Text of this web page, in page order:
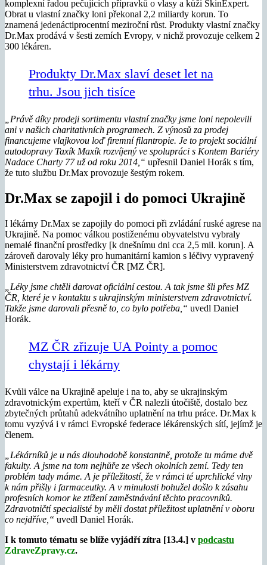
komplexní řadou pečujících přípravků o vlasy a kůži SkinExpert.
Obrat u vlastní značky loni překonal 2,2 miliardy korun. To
znamená jedenáctiprocentní meziroční růst. Produkty vlastní značky
Dr.Max prodává v šesti zemích Evropy, v nichž provozuje celkem 2
300 lékáren.
Produkty Dr.Max slaví deset let na
trhu. Jsou jich tisíce
„Právě díky prodeji sortimentu vlastní značky jsme loni nepolevili
ani v našich charitativních programech. Z výnosů za prodej
financujeme vlajkovou loď firemní filantropie. Je to projekt sociální
autodopravy Taxík Maxík rozvíjený ve spolupráci s Kontem Bariéry
Nadace Charty 77 už od roku 2014,“ upřesnil Daniel Horák s tím,
že tuto službu Dr.Max provozuje šestým rokem.
Dr.Max se zapojil i do pomoci Ukrajině
I lékárny Dr.Max se zapojily do pomoci při zvládání ruské agrese na
Ukrajině. Na pomoc válkou postiženému obyvatelstvu vybraly
nemalé finanční prostředky [k dnešnímu dni cca 2,5 mil. korun]. A
zároveň darovaly léky pro humanitární kamion s léčivy vypravený
Ministerstvem zdravotnictví ČR [MZ ČR].
„Léky jsme chtěli darovat oficiální cestou. A tak jsme šli přes MZ
ČR, které je v kontaktu s ukrajinským ministerstvem zdravotnictví.
Takže jsme darovali přesně to, co bylo potřeba,“ uvedl Daniel
Horák.
MZ ČR zřizuje UA Pointy a pomoc
chystají i lékárny
Kvůli válce na Ukrajině apeluje i na to, aby se ukrajinským
zdravotnickým expertům, kteří v ČR nalezli útočiště, dostalo bez
zbytečných průtahů adekvátního uplatnění na trhu práce. Dr.Max k
tomu vyzývá i v rámci Evropské federace lékárenských sítí, jejímž je
členem.
„Lékárníků je u nás dlouhodobě konstantně, protože tu máme dvě
fakulty. A jsme na tom nejhůře ze všech okolních zemí. Tedy ten
problém tady máme. A je příležitostí, že v rámci té uprchlické vlny
k nám přišly i farmaceutky. A v minulosti bohužel došlo k zásahu
profesních komor ke ztížení zaměstnávání těchto pracovníků.
Zdravotničtí specialisté by měli dostat příležitost uplatnění v oboru
co nejdříve,“ uvedl Daniel Horák.
I k tomuto tématu se blíže vyjádří zítra [13.4.] v podcastu
ZdraveZpravy.cz.